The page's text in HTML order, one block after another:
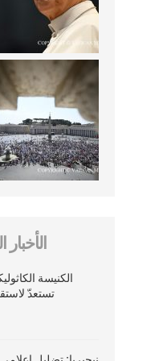
الكنيسة
تستعدّ